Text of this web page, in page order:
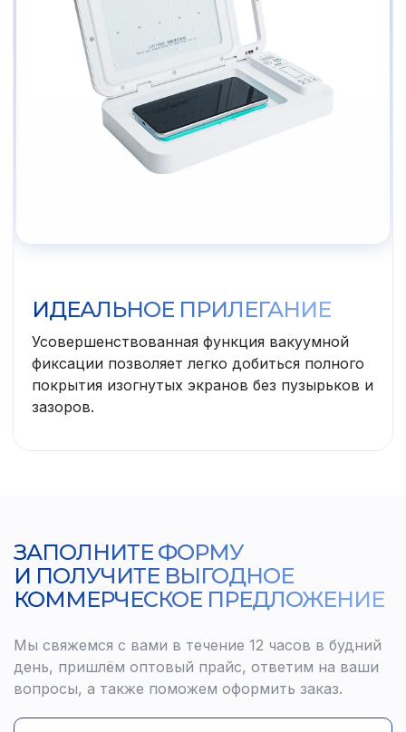
ИДЕАЛЬНОЕ ПРИЛЕГАНИЕ
Усовершенствованная функция вакуумной
фиксации позволяет легко добиться полного
покрытия изогнутых экранов без пузырьков и
зазоров.
ЗАПОЛНИТЕ ФОРМУ
И ПОЛУЧИТЕ ВЫГОДНОЕ
КОММЕРЧЕСКОЕ ПРЕДЛОЖЕНИЕ
Мы свяжемся с вами в течение 12 часов в будний
день, пришлём оптовый прайс, ответим на ваши
вопросы, а также поможем оформить заказ.